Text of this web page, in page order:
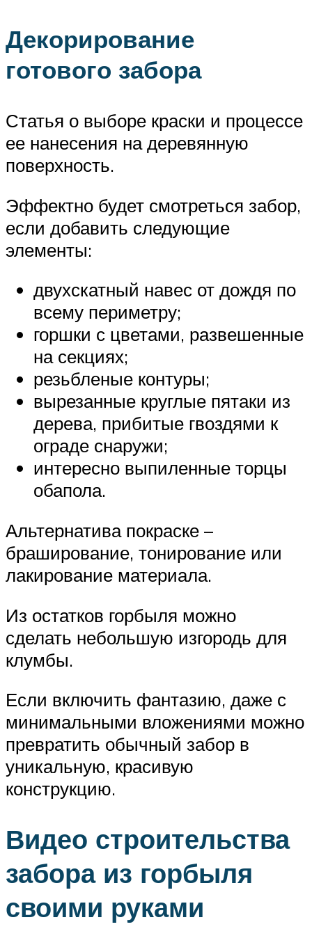
Декорирование
готового забора
Статья о выборе краски и процессе
ее нанесения на деревянную
поверхность.
Эффектно будет смотреться забор,
если добавить следующие
элементы:
двухскатный навес от дождя по
всему периметру;
горшки с цветами, развешенные
на секциях;
резьбленые контуры;
вырезанные круглые пятаки из
дерева, прибитые гвоздями к
ограде снаружи;
интересно выпиленные торцы
обапола.
Альтернатива покраске –
браширование, тонирование или
лакирование материала.
Из остатков горбыля можно
сделать небольшую изгородь для
клумбы.
Если включить фантазию, даже с
минимальными вложениями можно
превратить обычный забор в
уникальную, красивую
конструкцию.
Видео строительства
забора из горбыля
своими руками